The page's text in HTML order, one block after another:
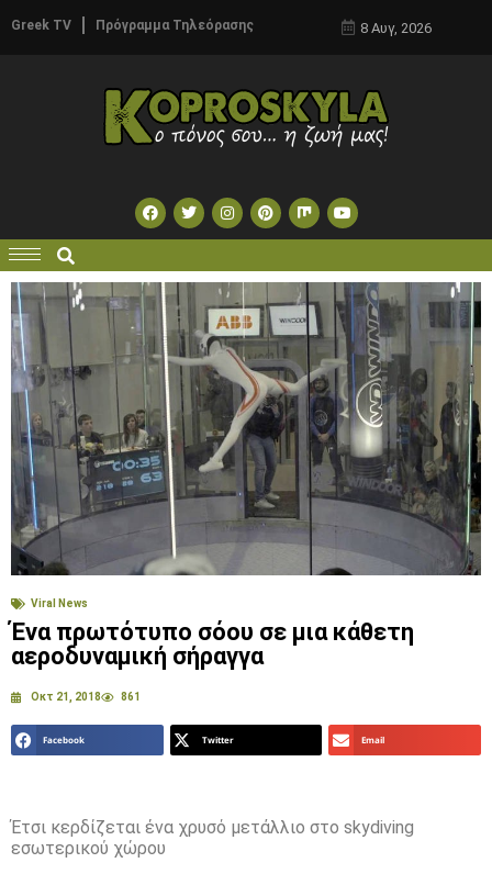
Greek TV Πρόγραμμα Τηλεόρασης 8 Αυγ, 2026
Viral News
Ένα πρωτότυπο σόου σε μια κάθετη
αεροδυναμική σήραγγα
Οκτ 21, 2018 861
Facebook Twitter Email
Έτσι κερδίζεται ένα χρυσό μετάλλιο στο skydiving
εσωτερικού χώρου